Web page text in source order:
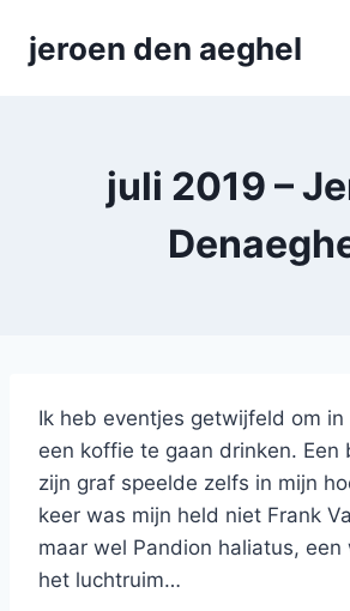
jeroen den aeghel
juli 2019 –
Ik heb eventjes getwijfeld om in
een koffie te gaan drinken. Een
zijn graf speelde zelfs in mijn
keer was mijn held niet Frank
maar wel Pandion haliatus,
het luchtruim…